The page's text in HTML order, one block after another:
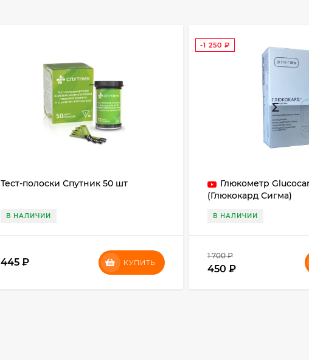
Тест-полоски Спутник 50 шт
В НАЛИЧИИ
445₽ КУПИТЬ
-1 250 ₽
Глюкометр
(Глюкокард Сигма)
В НАЛИЧИИ
1 700₽
450 ₽